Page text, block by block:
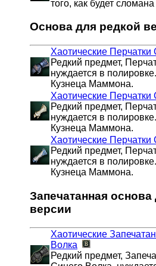
того, как будет сломана
Основа для редкой
Хаотические Перчатки
Редкий предмет,
нуждается в
Кузнеца Маммона.
Хаотические Перчатки
Редкий предмет,
нуждается в
Кузнеца Маммона.
Хаотические Перчатки
Редкий предмет,
нуждается в
Кузнеца Маммона.
Запечатанная
версии
Хаотические
Волка
Редкий предмет,